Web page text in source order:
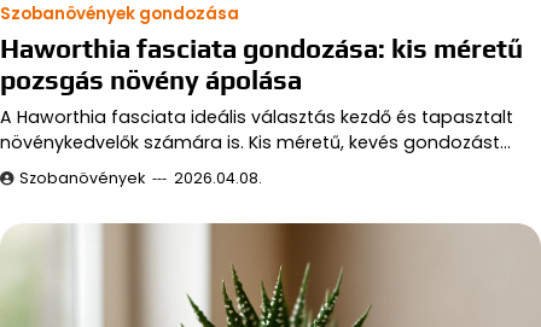
Szobanövények gondozása
Haworthia fasciata gondozása: kis méretű
pozsgás növény ápolása
A Haworthia fasciata ideális választás kezdő és tapasztalt
növénykedvelők számára is. Kis méretű, kevés gondozást…
Szobanövények 2026.04.08.